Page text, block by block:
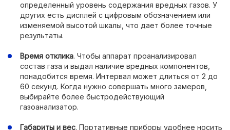
определенный уровень содержания вредных газов. У
других есть дисплей с цифровым обозначением или
изменяемой высотой шкалы, что дает более точные
результаты.
Время отклика. Чтобы аппарат проанализировал
состав газа и выдал наличие вредных компонентов,
понадобится время. Интервал может длиться от 2 до
60 секунд. Когда нужно совершать много замеров,
выбирайте более быстродействующий
газоанализатор.
Габариты и вес. Портативные приборы удобнее носить